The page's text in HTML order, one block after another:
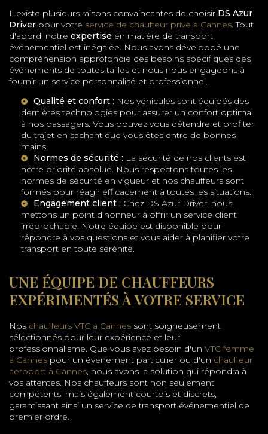
Il existe plusieurs raisons convaincantes de choisir DS Azur
Driver pour votre service de chauffeur privé à Cannes. Tout
d'abord, notre expertise en matière de transport
événementiel est inégalée. Nous avons développé une
compréhension approfondie des besoins spécifiques des
événements de toutes tailles et nous nous engageons à
fournir un service personnalisé et professionnel.
Qualité et confort : Nos véhicules sont équipés des
dernières technologies pour assurer un confort optimal
à nos passagers. Vous pouvez vous détendre et profiter
du trajet en sachant que vous êtes entre de bonnes
mains.
Normes de sécurité : La sécurité de nos clients est
notre priorité absolue. Nous respectons toutes les
normes de sécurité en vigueur et nos chauffeurs sont
formés pour réagir efficacement à toutes les situations.
Engagement client : Chez DS Azur Driver, nous
mettons un point d'honneur à offrir un service client
irréprochable. Notre équipe est disponible pour
répondre à vos questions et vous aider à planifier votre
transport en toute sérénité.
UNE ÉQUIPE DE CHAUFFEURS
EXPÉRIMENTÉS À VOTRE SERVICE
Nos chauffeurs VTC à Cannes sont soigneusement
sélectionnés pour leur expérience et leur
professionnalisme. Que vous ayez besoin d'un VTC femme
à Cannes pour un événement particulier ou d'un chauffeur
aeroport à Cannes, nous avons la solution qui répondra à
vos attentes. Nos chauffeurs sont non seulement
compétents, mais également courtois et discrets,
garantissant ainsi un service de transport événementiel de
premier ordre.